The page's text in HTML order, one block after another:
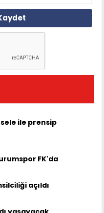
ile prensip
FK'da
açıldı